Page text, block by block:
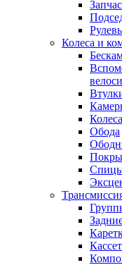
Колеса и
Обода